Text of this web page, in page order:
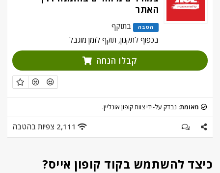
האתר
הטבה
בתוקף
בכפוף לתקנון, תוקף לזמן מוגבל
קבלו הנחה
מאומת: נבדק על-ידי צוות קופון אונליין.
2,111 צפיות בהטבה
כיצד להשתמש בקוד קופון אייס?